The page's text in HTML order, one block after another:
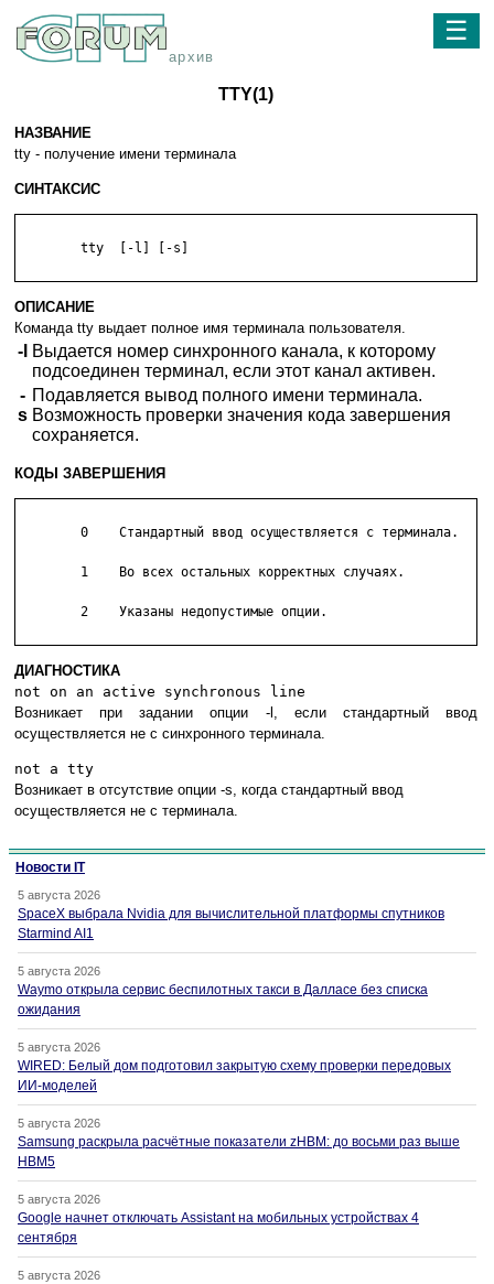
архив
☰
TTY(1)
НАЗВАНИЕ
tty - получение имени терминала
СИНТАКСИС
ОПИСАНИЕ
Команда tty выдает полное имя терминала пользователя.
-l Выдается номер синхронного канала, к которому
подсоединен терминал, если этот канал активен.
-
s
Подавляется вывод полного имени терминала.
Возможность проверки значения кода завершения
сохраняется.
КОДЫ ЗАВЕРШЕНИЯ
ДИАГНОСТИКА
not on an active synchronous line
Возникает при задании опции -l, если стандартный ввод
осуществляется не с синхронного терминала.
not a tty
Возникает в отсутствие опции -s, когда стандартный ввод
осуществляется не с терминала.
Новости IT
5 августа 2026
SpaceX выбрала Nvidia для вычислительной платформы спутников
Starmind AI1
5 августа 2026
Waymo открыла сервис беспилотных такси в Далласе без списка
ожидания
5 августа 2026
WIRED: Белый дом подготовил закрытую схему проверки передовых
ИИ-моделей
5 августа 2026
Samsung раскрыла расчётные показатели zHBM: до восьми раз выше
HBM5
5 августа 2026
Google начнет отключать Assistant на мобильных устройствах 4
сентября
5 августа 2026